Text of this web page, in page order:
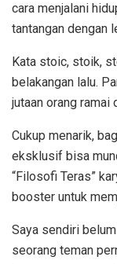
cara menjalani
tantangan dengan
Kata stoic, stoik,
belakangan lalu.
jutaan orang ramai
Cukup menarik,
eksklusif bisa
“Filosofi Teras”
booster untuk
Saya sendiri
seorang teman